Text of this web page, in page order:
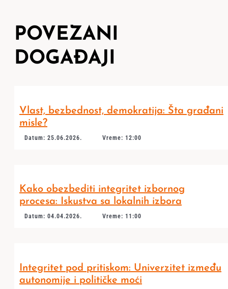
POVEZANI
DOGAĐAJI
Vlast, bezbednost, demokratija: Šta građani
misle?
Datum: 25.06.2026. Vreme: 12:00
Kako obezbediti integritet izbornog
procesa: Iskustva sa lokalnih izbora
Datum: 04.04.2026. Vreme: 11:00
Integritet pod pritiskom: Univerzitet između
autonomije i političke moći